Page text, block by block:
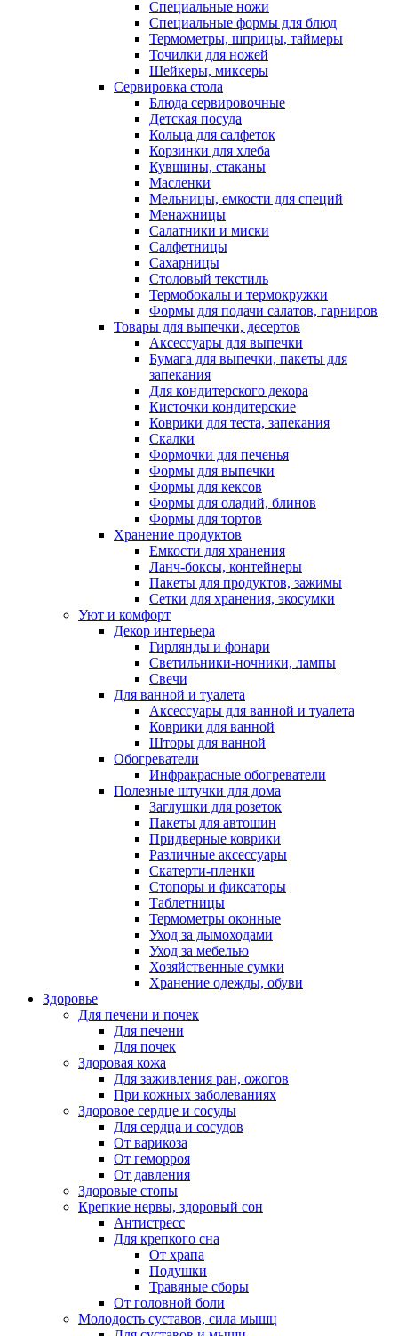
Специальные ножи
Специальные формы для блюд
Термометры, шприцы, таймеры
Точилки для ножей
Шейкеры, миксеры
Сервировка стола
Блюда сервировочные
Детская посуда
Кольца для салфеток
Корзинки для хлеба
Кувшины, стаканы
Масленки
Мельницы, емкости для специй
Менажницы
Салатники и миски
Салфетницы
Сахарницы
Столовый текстиль
Термобокалы и термокружки
Формы для подачи салатов, гарниров
Товары для выпечки, десертов
Аксессуары для выпечки
Бумага для выпечки, пакеты для
запекания
Для кондитерского декора
Кисточки кондитерские
Коврики для теста, запекания
Скалки
Формочки для печенья
Формы для выпечки
Формы для кексов
Формы для оладий, блинов
Формы для тортов
Хранение продуктов
Емкости для хранения
Ланч-боксы, контейнеры
Пакеты для продуктов, зажимы
Сетки для хранения, экосумки
Уют и комфорт
Декор интерьера
Гирлянды и фонари
Светильники-ночники, лампы
Свечи
Для ванной и туалета
Аксессуары для ванной и туалета
Коврики для ванной
Шторы для ванной
Обогреватели
Инфракрасные обогреватели
Полезные штучки для дома
Заглушки для розеток
Пакеты для автошин
Придверные коврики
Различные аксессуары
Скатерти-пленки
Стопоры и фиксаторы
Таблетницы
Термометры оконные
Уход за дымоходами
Уход за мебелью
Хозяйственные сумки
Хранение одежды, обуви
Здоровье
Для печени и почек
Для печени
Для почек
Здоровая кожа
Для заживления ран, ожогов
При кожных заболеваниях
Здоровое сердце и сосуды
Для сердца и сосудов
От варикоза
От геморроя
От давления
Здоровые стопы
Крепкие нервы, здоровый сон
Антистресс
Для крепкого сна
От храпа
Подушки
Травяные сборы
От головной боли
Молодость суставов, сила мышц